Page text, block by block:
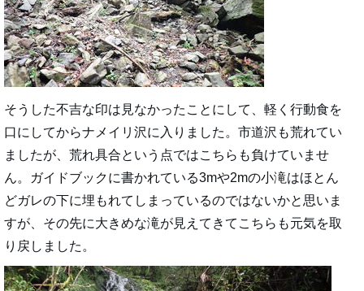
そうした不吉な印は見なかったことにして、軽く行動食を
口にしてからナメイリ沢に入りました。市道沢も荒れてい
ましたが、荒れ具合という点ではこちらも負けていませ
ん。ガイドブックに書かれている3mや2mの小滝はほとん
どガレの下に埋もれてしまっているのではないかと思いま
すが、その先に大きめな滝が見えてきてこちらも元気を取
り戻しました。